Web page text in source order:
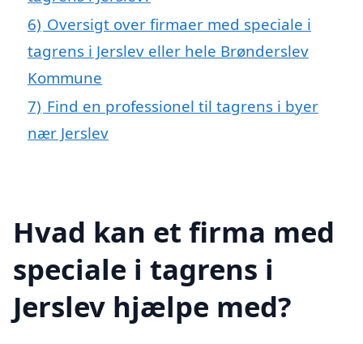
6) Oversigt over firmaer med speciale i
tagrens i Jerslev eller hele Brønderslev
Kommune
7) Find en professionel til tagrens i byer
nær Jerslev
Hvad kan et firma med
speciale i tagrens i
Jerslev hjælpe med?